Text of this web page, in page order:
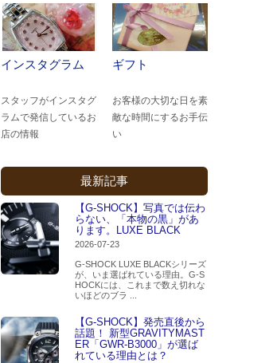
インスタグラム
スタッフがインスタグ
ラムで発信しているお
店の情報
ギフト
お客様の大切な日を素
敵な時間にするお手伝
い
最新記事
【G-SHOCK】写真では伝わ
らない、「本物の黒」があ
ります。LUXE BLACK
2026-07-23
G-SHOCK LUXE BLACKシリーズ
が、いま選ばれている理由。G-S
HOCKには、これまで数え切れな
いほどのブラ ...
【G-SHOCK】発売直後から
話題！ 新型GRAVITYMAST
ER「GWR-B3000」が選ば
れている理由とは？